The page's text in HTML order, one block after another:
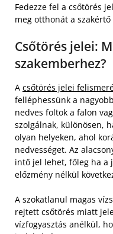
Fedezze fel a csőtörés
meg otthonát a szakértő
Csőtörés jelei:
szakemberhez?
A csőtörés jelei
felléphessünk a
nedves foltok a falon
szolgálnak, különösen,
olyan helyeken, ahol
nedvességet. Az
intő jel lehet, főleg ha a
előzmény nélkül
A szokatlanul magas
rejtett csőtörés miatt
vízfogyasztás anélkül,